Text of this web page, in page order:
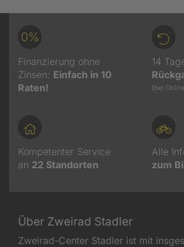
0%
Finanzierung ohne
Zinsen: Einfach in 10
Raten!
14
(bei
Kompetenter Service
an 22 Standorten
Alle
zum
Über Zweirad Stadler
Zweirad-Center Stadler ist mit